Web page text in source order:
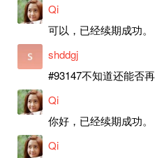
Qi
可以，已经续期成功。
shddgj
#93147不知道还能否
Qi
你好，已经续期成功。
Qi